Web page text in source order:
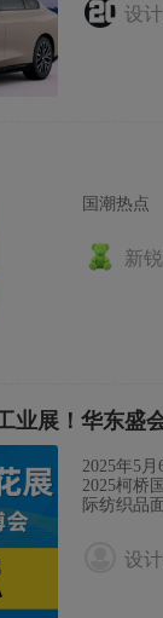
设
国潮热点
新
业展！华东盛
2025年5
2025柯桥
际纺织品
会平台，
的创新产
设